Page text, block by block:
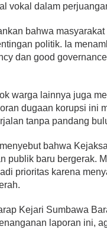
vokal dalam
bahwa
politik. Ia
dan good
warga lainnya juga
dugaan korupsi ini
tanpa pandang
bahwa
publik baru bergerak.
prioritas karena
Kejari Sumbawa
laporan ini,